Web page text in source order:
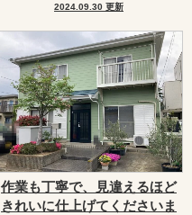
2024.09.30 更新
作業も丁寧で、見違えるほど
きれいに仕上げてくださいま